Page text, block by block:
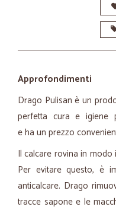
Approfondimenti
Drago Pulisan è un
perfetta cura e igiene
e ha un prezzo
Il calcare rovina in
Per evitare questo, è
anticalcare. Drago
tracce sapone e le